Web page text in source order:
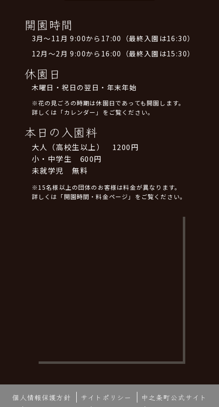
開園時間
3月～11月 9:00から17:00（最終入園は16:30）
12月～2月 9:00から16:00（最終入園は15:30）
休園日
木曜日・祝日の翌日・年末年始
※花の見ごろの時期は休園日であっても開園します。
詳しくは「カレンダー」をご覧ください。
本日の入園料
大人（高校生以上） 1200円
小・中学生 600円
未就学児 無料
※15名様以上の団体のお客様は料金が異なります。
詳しくは「開園時間・料金ページ」をご覧ください。
個人情報保護方針 サイトポリシー 中之条町公式サイト